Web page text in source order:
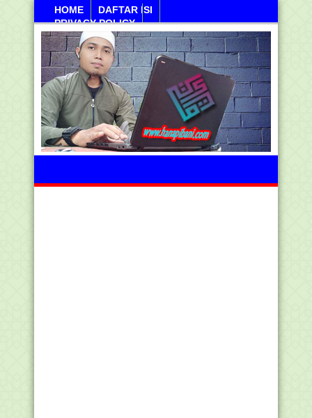
HOME
DAFTAR ISI
PRIVACY POLICY
Ahad, 09 Agustus 2026